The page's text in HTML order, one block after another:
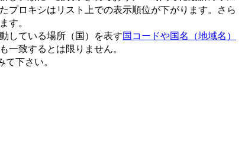
プロキシはリスト上での表示順位が下がります。さら
す。
している場所（国）を表す国コードや国名（地域名）
一致するとは限りません。
て下さい。